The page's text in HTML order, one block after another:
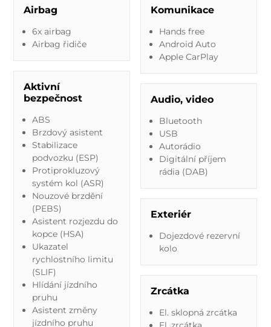
Airbag
6x airbag
Airbag řidiče
Aktivní
bezpečnost
ABS
Brzdový asistent
Stabilizace
podvozku (ESP)
Protiprokluzový
systém kol (ASR)
Nouzové brzdění
(PEBS)
Asistent rozjezdu do
kopce (HSA)
Ukazatel
rychlostního limitu
(SLIF)
Hlídání jízdního
pruhu
Asistent změny
jízdního pruhu
Komunikace
Hands free
Android Auto
Apple CarPlay
Audio, video
Bluetooth
USB
Autorádio
Digitální příjem
rádia (DAB)
Exteriér
Dojezdové rezervní
kolo
Zrcátka
El. sklopná zrcátka